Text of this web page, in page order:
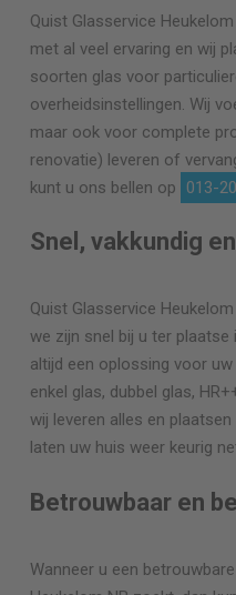
Quist Glasservice
met al veel ervaring en wij
soorten glas voor
overheidsinstellingen. Wij
maar ook voor complete
renovatie) leveren of
kunt u ons bellen op
013-
Snel, vakkundig
Quist Glasservice
we zijn snel bij u ter plaatse
altijd een oplossing voor
enkel glas, dubbel glas,
wij leveren alles en
laten uw huis weer keurig
Betrouwbaar en
Wanneer u een